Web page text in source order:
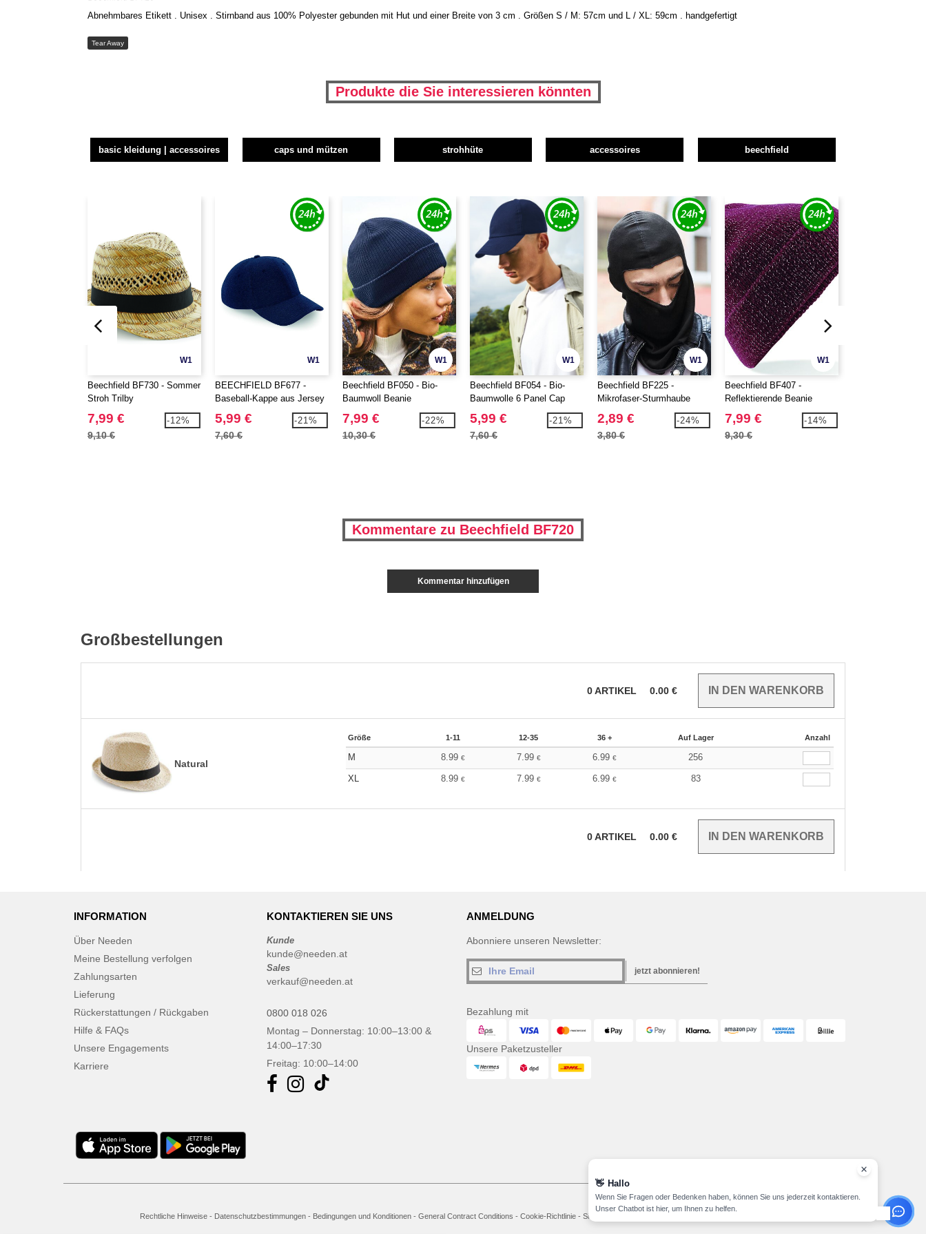
Abnehmbares Etikett . Unisex . Stirnband aus 100% Polyester gebunden mit Hut und einer Breite von 3 cm . Größen S / M: 57cm und L / XL: 59cm . handgefertigt
Tear Away
Produkte die Sie interessieren könnten
basic kleidung | accessoires caps und mützen strohhüte accessoires beechfield
W1
Beechfield BF730 - Sommer
Stroh Trilby
7,99 €
9,10 €
-12%
W1
BEECHFIELD BF677 -
Baseball-Kappe aus Jersey
5,99 €
7,60 €
-21%
W1
Beechfield BF050 - Bio-
Baumwoll Beanie
7,99 €
10,30 €
-22%
W1
Beechfield BF054 - Bio-
Baumwolle 6 Panel Cap
5,99 €
7,60 €
-21%
W1
Beechfield BF225 -
Mikrofaser-Sturmhaube
2,89 €
3,80 €
-24%
W1
Beechfield BF407 -
Reflektierende Beanie
7,99 €
9,30 €
-14%
Kommentare zu Beechfield BF720
Kommentar hinzufügen
Großbestellungen
0ARTIKEL 0.00 €
Natural
Größe 1-11 12-35 36 + Auf Lager Anzahl
M 8.99 € 7.99 € 6.99€ 256
XL 8.99 € 7.99 € 6.99€ 83
0ARTIKEL 0.00 €
INFORMATION
Über Needen
Meine Bestellung verfolgen
Zahlungsarten
Lieferung
Rückerstattungen / Rückgaben
Hilfe & FAQs
Unsere Engagements
Karriere
KONTAKTIEREN SIE UNS
Kunde
kunde@needen.at
Sales
verkauf@needen.at
0800 018 026
Montag – Donnerstag: 10:00–13:00 &
14:00–17:30
Freitag: 10:00–14:00
ANMELDUNG
Abonniere unseren Newsletter:
jetzt abonnieren!
Bezahlung mit
Unsere Paketzusteller
Rechtliche Hinweise- Datenschutzbestimmungen- Bedingungen und Konditionen- General Contract Conditions - Cookie-Richtlinie- Site Map
👋 Hallo
Wenn Sie Fragen oder Bedenken haben, können Sie uns jederzeit kontaktieren.
Unser Chatbot ist hier, um Ihnen zu helfen.